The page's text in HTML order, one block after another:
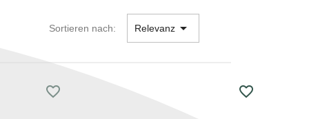
Sortieren nach: Relevanz
favorite_border favorite_border